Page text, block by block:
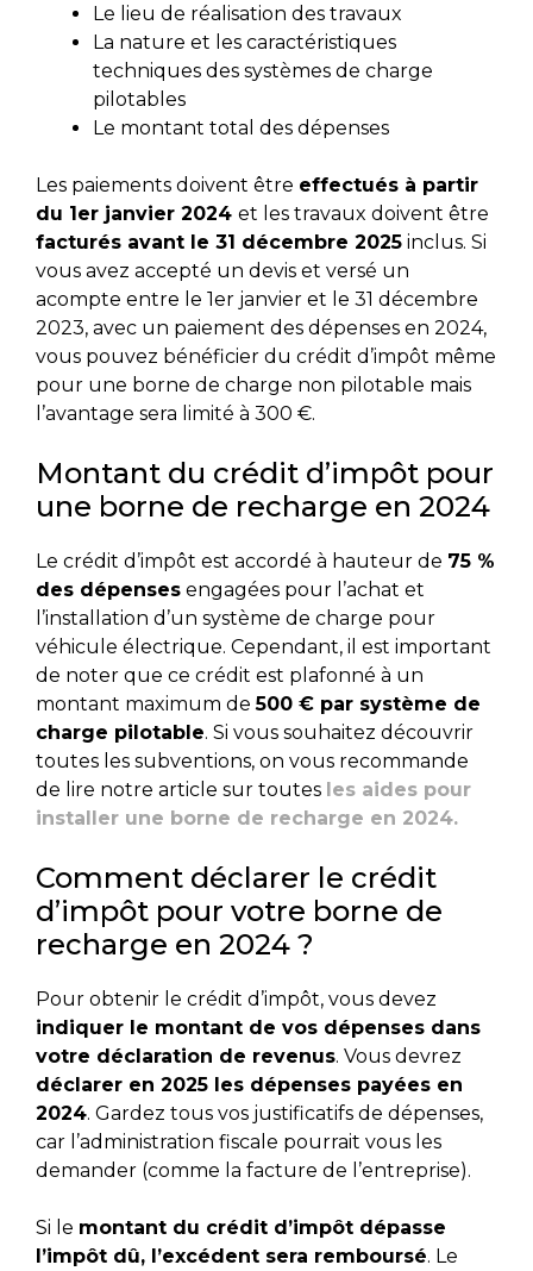
Le lieu de réalisation des travaux
La nature et les caractéristiques
techniques des systèmes de charge
pilotables
Le montant total des dépenses
Les paiements doivent être effectués à partir
du 1er janvier 2024 et les travaux doivent être
facturés avant le 31 décembre 2025 inclus. Si
vous avez accepté un devis et versé un
acompte entre le 1er janvier et le 31 décembre
2023, avec un paiement des dépenses en 2024,
vous pouvez bénéficier du crédit d’impôt même
pour une borne de charge non pilotable mais
l’avantage sera limité à 300 €.
Montant du crédit d’impôt pour
une borne de recharge en 2024
Le crédit d’impôt est accordé à hauteur de 75 %
des dépenses engagées pour l’achat et
l’installation d’un système de charge pour
véhicule électrique. Cependant, il est important
de noter que ce crédit est plafonné à un
montant maximum de500 € par système de
charge pilotable. Si vous souhaitez découvrir
toutes les subventions, on vous recommande
de lire notre article sur toutes les aides pour
installer une borne de recharge en 2024.
Comment déclarer le crédit
d’impôt pour votre borne de
recharge en 2024 ?
Pour obtenir le crédit d’impôt, vous devez
indiquer le montant de vos dépenses dans
votre déclaration de revenus. Vous devrez
déclarer en 2025 les dépenses payées en
2024. Gardez tous vos justificatifs de dépenses,
car l’administration fiscale pourrait vous les
demander (comme la facture de l’entreprise).
Si le montant du crédit d’impôt dépasse
l’impôt dû, l’excédent sera remboursé. Le